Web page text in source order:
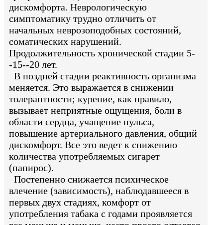
дискомфорта. Неврологическую
симптоматику трудно отличить от
начальных неврозоподобных состояний,
соматических нарушений.
Продолжительность хронической стадии 5-
-15--20 лет.
В поздней стадии реактивность организма
меняется. Это выражается в снижении
толерантности; курение, как правило,
вызывает неприятные ощущения, боли в
области сердца, учащение пульса,
повышение артериального давления, общий
дискомфорт. Все это ведет к снижению
количества употребляемых сигарет
(папирос).
Постепенно снижается психическое
влечение (зависимость), наблюдавшееся в
первых двух стадиях, комфорт от
употребления табака с годами проявляется